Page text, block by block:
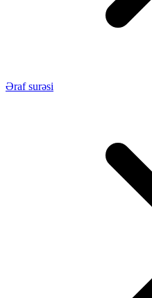
Əraf surəsi